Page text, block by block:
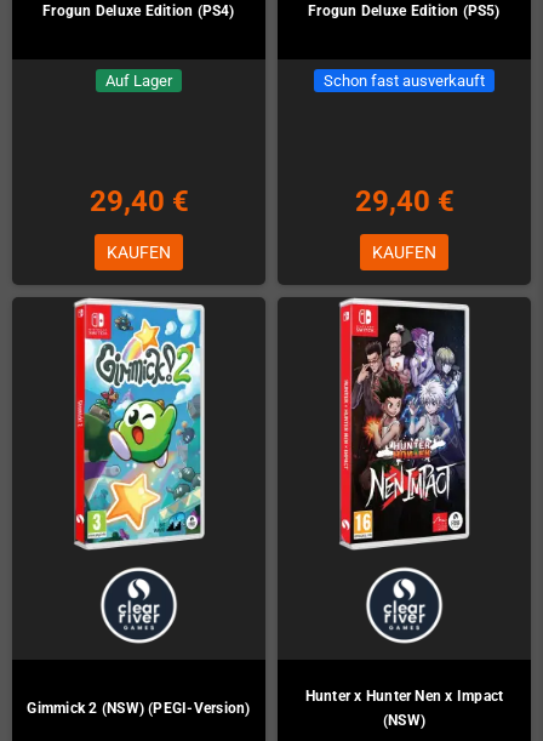
Frogun Deluxe Edition (PS4)
Auf Lager
29,40 €
KAUFEN
Frogun Deluxe Edition (PS5)
Schon fast ausverkauft
29,40 €
KAUFEN
Gimmick 2 (NSW) (PEGI-Version)
Hunter x Hunter Nen x Impact
(NSW)